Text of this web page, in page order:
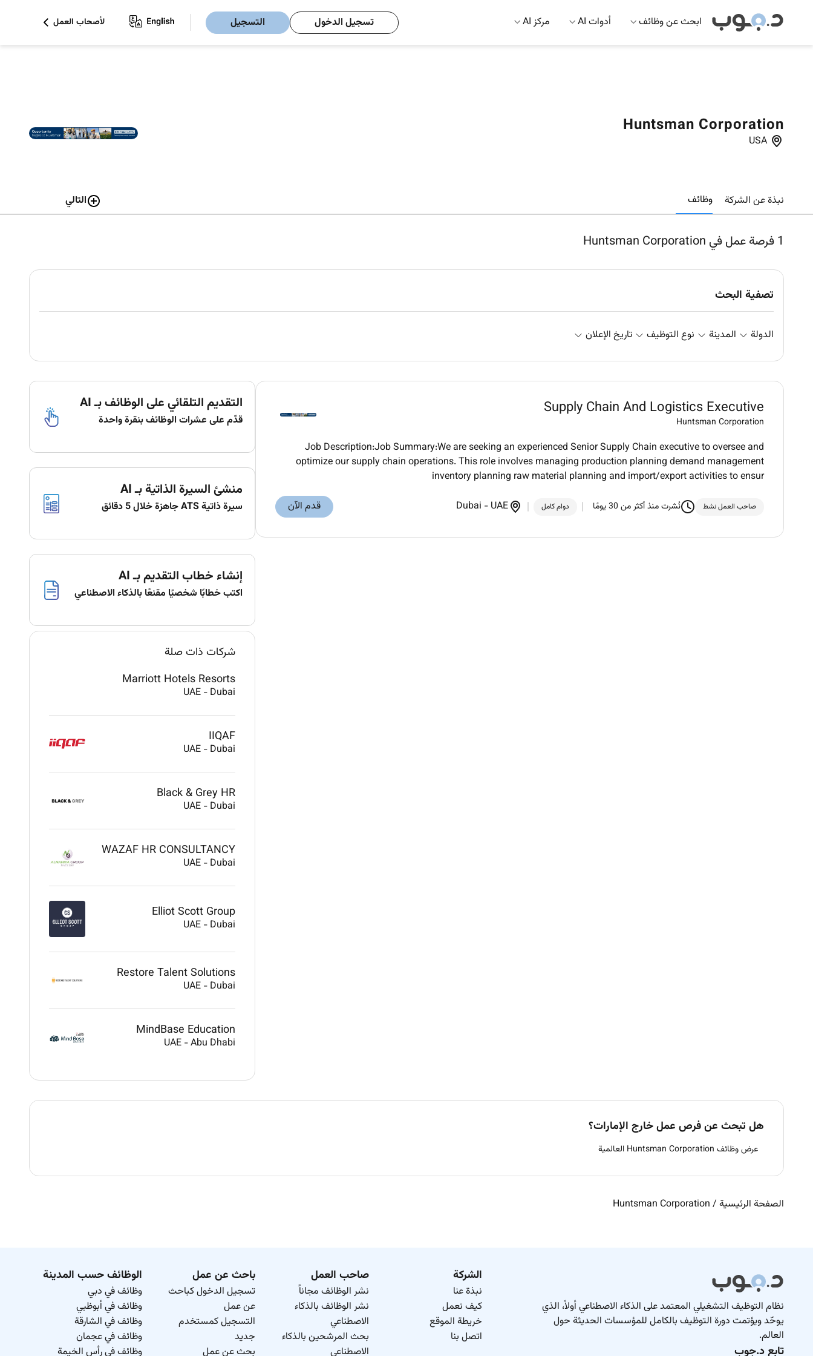
ابحث عن وظائف أدوات AI مركز AI تسجيل الدخول التسجيل لأصحاب العمل
Huntsman Corporation
USA
نبذة عن الشركة وظائف التالي
1فرصة عمل في Huntsman Corporation
تصفية البحث
الدولة المدينة نوع التوظيف تاريخ الإعلان
Supply Chain And Logistics Executive
Huntsman Corporation
Job Description:Job Summary:We are seeking an experienced Senior Supply Chain executive to oversee and
optimize our supply chain operations. This role involves managing production planning demand management
inventory planning raw material planning and import/export activities to ensur
صاحب العمل نشط نُشرت منذ أكثر من 30 يومًا دوام كامل Dubai - UAE قدم الآن
التقديم التلقائي على الوظائف بـ AI
قدّم على عشرات الوظائف بنقرة واحدة
منشئ السيرة الذاتية بـ AI
سيرة ذاتية ATS جاهزة خلال 5 دقائق
إنشاء خطاب التقديم بـ AI
اكتب خطابًا شخصيًا مقنعًا بالذكاء الاصطناعي
شركات ذات صلة
Marriott Hotels Resorts
UAE - Dubai
IIQAF
UAE - Dubai
Black & Grey HR
UAE - Dubai
WAZAF HR CONSULTANCY
UAE - Dubai
Elliot Scott Group
UAE - Dubai
Restore Talent Solutions
UAE - Dubai
MindBase Education
UAE -Abu Dhabi
هل تبحث عن فرص عمل خارج الإمارات؟
عرض وظائف Huntsman Corporation العالمية
الصفحة الرئيسية /
Huntsman Corporation
نظام التوظيف التشغيلي المعتمد على الذكاء الاصطناعي أولاً، الذي
يوحّد ويؤتمت دورة التوظيف بالكامل للمؤسسات الحديثة حول
العالم.
تابع د.جوب
الشركة
نبذة عنا
كيف نعمل
خريطة الموقع
اتصل بنا
صاحب العمل
نشر الوظائف مجاناً
نشر الوظائف بالذكاء
الاصطناعي
بحث المرشحين بالذكاء
الاصطناعي
باحث عن عمل
تسجيل الدخول كباحث
عن عمل
التسجيل كمستخدم
جديد
بحث عن عمل
الوظائف حسب المدينة
وظائف في دبي
وظائف في أبوظبي
وظائف في الشارقة
وظائف في عجمان
وظائف في رأس الخيمة